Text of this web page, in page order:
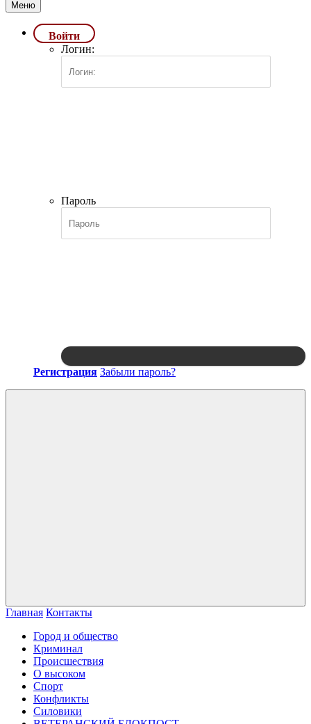
Меню
Войти
Логин:
Пароль
Регистрация Забыли пароль?
Главная Контакты
Город и общество
Криминал
Происшествия
О высоком
Спорт
Конфликты
Силовики